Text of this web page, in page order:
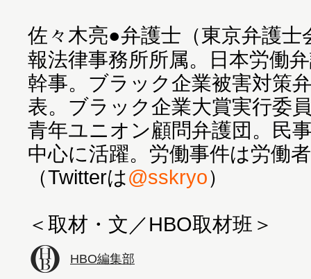
佐々木亮●弁護士（東京弁護士
報法律事務所所属。日本労働
幹事。ブラック企業被害対策
表。ブラック企業大賞実行委
青年ユニオン顧問弁護団。民
中心に活躍。労働事件は労働
（Twitterは@sskryo）
＜取材・文／HBO取材班＞
HBO編集部